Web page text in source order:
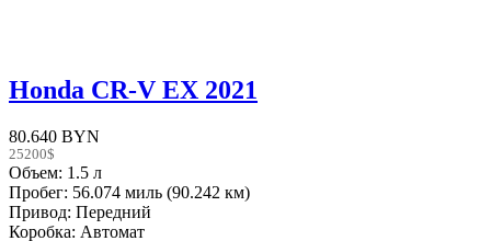
Honda CR-V EX 2021
80.640 BYN
25200$
Объем: 1.5 л
Пробег: 56.074 миль (90.242 км)
Привод: Передний
Коробка: Автомат